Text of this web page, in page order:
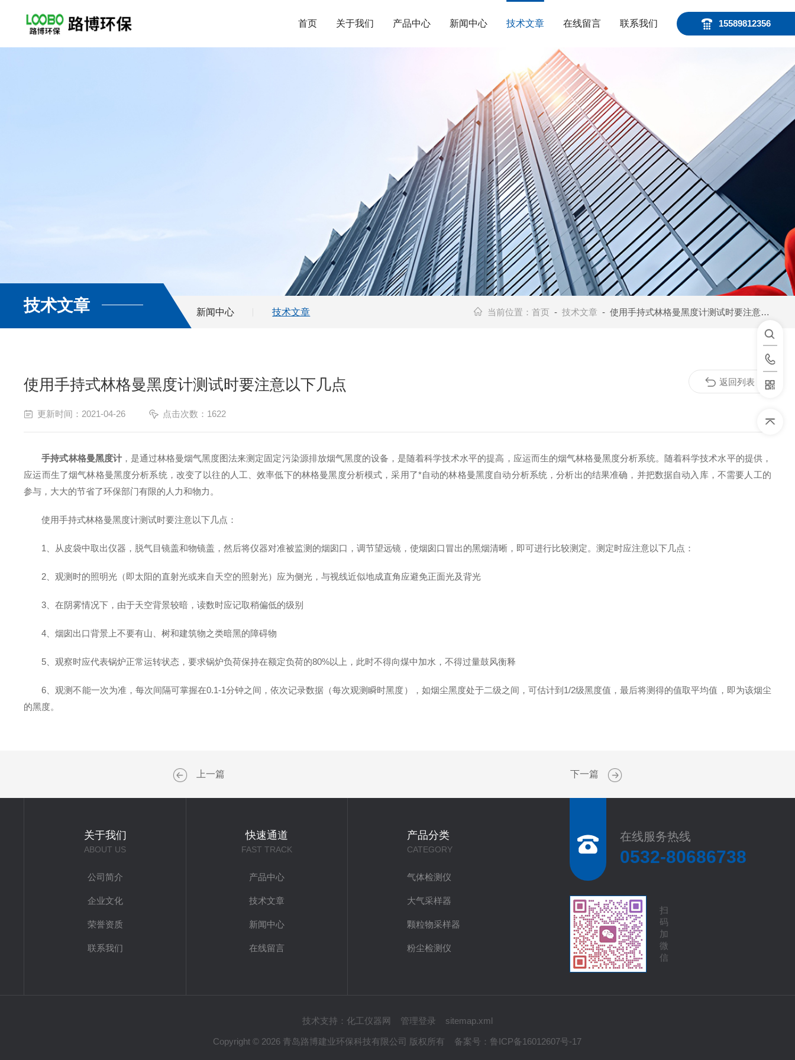
15589812356
首页 关于我们 产品中心 新闻中心 技术文章 在线留言 联系我们
技术文章 新闻中心 技术文章 当前位置：首页 -技术文章 - 使用手持式林格曼黑度计测试时要注意以下几点
使用手持式林格曼黑度计测试时要注意以下几点
更新时间：2021-04-26 点击次数：1622
手持式林格曼黑度计，是通过林格曼烟气黑度图法来测定固定污染源排放烟气黑度的设备，是随着科学技术水平的提高，应运而生的烟气林格曼黑度分析系统。随着科学技术水平的提供，
应运而生了烟气林格曼黑度分析系统，改变了以往的人工、效率低下的林格曼黑度分析模式，采用了*自动的林格曼黑度自动分析系统，分析出的结果准确，并把数据自动入库，不需要人工的
参与，大大的节省了环保部门有限的人力和物力。
使用手持式林格曼黑度计测试时要注意以下几点：
1、从皮袋中取出仪器，脱气目镜盖和物镜盖，然后将仪器对准被监测的烟囱口，调节望远镜，使烟囱口冒出的黑烟清晰，即可进行比较测定。测定时应注意以下几点：
2、观测时的照明光（即太阳的直射光或来自天空的照射光）应为侧光，与视线近似地成直角应避免正面光及背光
3、在阴雾情况下，由于天空背景较暗，读数时应记取稍偏低的级别
4、烟囱出口背景上不要有山、树和建筑物之类暗黑的障碍物
5、观察时应代表锅炉正常运转状态，要求锅炉负荷保持在额定负荷的80%以上，此时不得向煤中加水，不得过量鼓风衡释
6、观测不能一次为准，每次间隔可掌握在0.1-1分钟之间，依次记录数据（每次观测瞬时黑度），如烟尘黑度处于二级之间，可估计到1/2级黑度值，最后将测得的值取平均值，即为该烟尘
的黑度。
返回列表
上一篇 下一篇
关于我们
ABOUT US
公司简介
企业文化
荣誉资质
联系我们
快速通道
FAST TRACK
产品中心
技术文章
新闻中心
在线留言
产品分类
CATEGORY
气体检测仪
大气采样器
颗粒物采样器
粉尘检测仪
在线服务热线
0532-80686738
扫
码
加
微
信
技术支持： 化工仪器网 管理登录 sitemap.xml
Copyright © 2026 青岛路博建业环保科技有限公司 版权所有 备案号：鲁ICP备16012607号-17